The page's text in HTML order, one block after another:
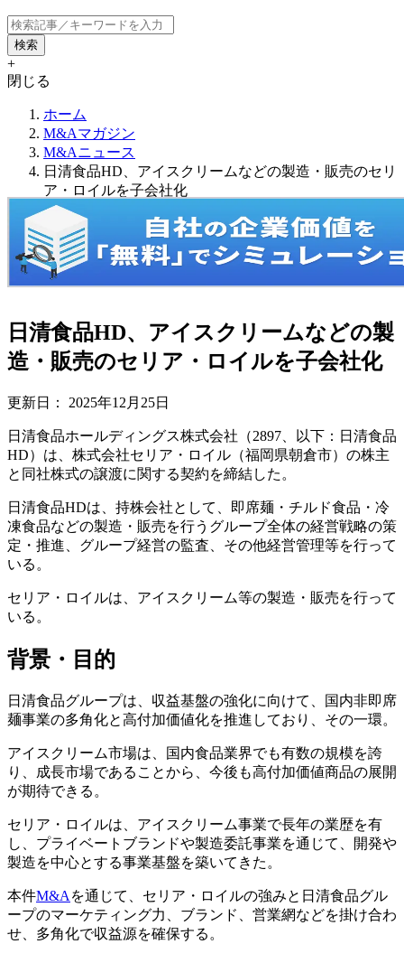
+
閉じる
ホーム
M&Aマガジン
M&Aニュース
日清食品HD、アイスクリームなどの製造・販売のセリ
ア・ロイルを子会社化
日清食品HD、アイスクリームなどの製
造・販売のセリア・ロイルを子会社化
更新日： 2025年12月25日
日清食品ホールディングス株式会社（2897、以下：日清食品
HD）は、株式会社セリア・ロイル（福岡県朝倉市）の株主
と同社株式の譲渡に関する契約を締結した。
日清食品HDは、持株会社として、即席麺・チルド食品・冷
凍食品などの製造・販売を行うグループ全体の経営戦略の策
定・推進、グループ経営の監査、その他経営管理等を行って
いる。
セリア・ロイルは、アイスクリーム等の製造・販売を行って
いる。
背景・目的
日清食品グループは、収益基盤の強化に向けて、国内非即席
麺事業の多角化と高付加価値化を推進しており、その一環。
アイスクリーム市場は、国内食品業界でも有数の規模を誇
り、成長市場であることから、今後も高付加価値商品の展開
が期待できる。
セリア・ロイルは、アイスクリーム事業で長年の業歴を有
し、プライベートブランドや製造委託事業を通じて、開発や
製造を中心とする事業基盤を築いてきた。
本件M&A を通じて、セリア・ロイルの強みと日清食品グル
ープのマーケティング力、ブランド、営業網などを掛け合わ
せ、多角化で収益源を確保する。